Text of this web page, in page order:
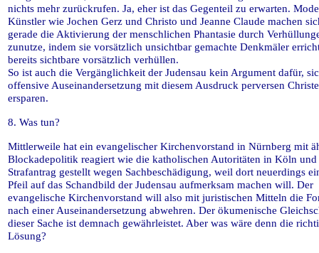
nichts mehr zurückrufen. Ja, eher ist das Gegenteil zu erwarten.
Künstler wie Jochen Gerz und Christo und Jeanne Claude machen
gerade die Aktivierung der menschlichen Phantasie durch
zunutze, indem sie vorsätzlich unsichtbar gemachte Denkmäler
bereits sichtbare vorsätzlich verhüllen.
So ist auch die Vergänglichkeit der Judensau kein Argument dafür,
offensive Auseinandersetzung mit diesem Ausdruck perversen
ersparen.
8. Was tun?
Mittlerweile hat ein evangelischer Kirchenvorstand in Nürnberg mit
Blockadepolitik reagiert wie die katholischen Autoritäten in Köln und
Strafantrag gestellt wegen Sachbeschädigung, weil dort neuerdings
Pfeil auf das Schandbild der Judensau aufmerksam machen will. Der
evangelische Kirchenvorstand will also mit juristischen Mitteln die
nach einer Auseinandersetzung abwehren. Der ökumenische
dieser Sache ist demnach gewährleistet. Aber was wäre denn die
Lösung?